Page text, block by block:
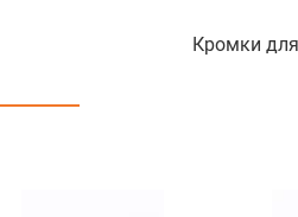
Кромки